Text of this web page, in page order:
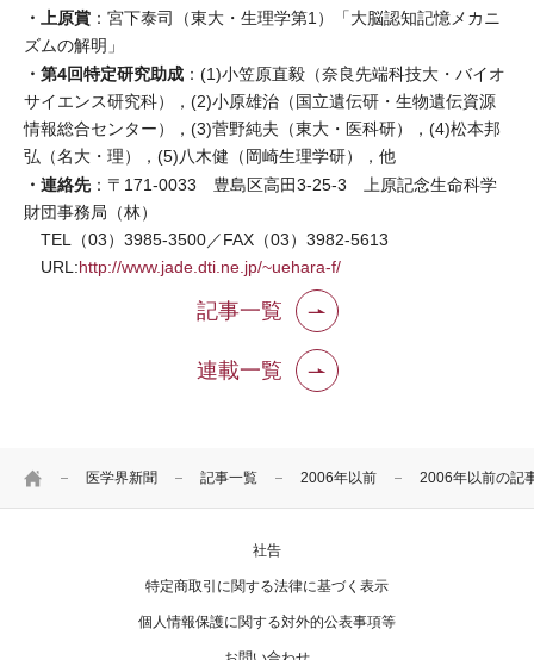
HOME 医学界新聞 記事一覧 2006年以前 2006年以前の記
・上原賞 ：宮下泰司（東大・生理学第1）「大脳認知記憶メカニ
ズムの解明」
・第4回特定研究助成 ：(1)小笠原直毅（奈良先端科技大・バイオ
サイエンス研究科），(2)小原雄治（国立遺伝研・生物遺伝資源
情報総合センター），(3)菅野純夫（東大・医科研），(4)松本邦
弘（名大・理），(5)八木健（岡崎生理学研），他
・連絡先：〒171-0033 豊島区高田3-25-3 上原記念生命科学
財団事務局（林）
TEL（03）3985-3500／FAX（03）3982-5613
URL:http://www.jade.dti.ne.jp/~uehara-f/
記事一覧
連載一覧
社告
特定商取引に関する法律に基づく表示
個人情報保護に関する対外的公表事項等